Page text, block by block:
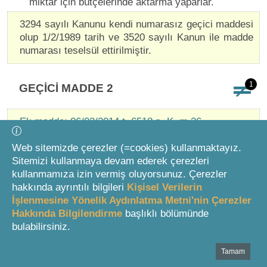
3294 sayılı Kanunu kendi numarasız geçici maddesi
olup 1/2/1989 tarih ve 3520 sayılı Kanun ile madde
numarası teselsül ettirilmiştir.
GEÇİCİ MADDE 2 1
Ek madde: 06/02/2014 t. 6518 s. K. m.36
Bu maddenin yürürlüğe girdiği tarihten önce Sosyal
Yardımlaşma ve Dayanışma Vakıfları tarafından, Fon
kaynakları kullanılarak Hazineye ait taşınmazların
üzerinde yurt veya pansiyon olarak kullanılmak üzere
inşa edilen ve kullanıma hazır hâle getirilen her türlü
bina, yapı ve tesisler hiçbir işleme gerek kalmaksızın
bina, yapı ve tesisler, belediyeler hariç ihtiyacı olan
Web sitemizde çerezler (=cookies) kullanmaktayız.
Sitemizi kullanmaya devam ederek çerezleri
kullanmamıza izin vermiş oluyorsunuz. Çerezler
hakkında ayrıntılı bilgileri Kişisel Verilerin
İşlenmesine Yönelik Aydınlatma Metni'nin Çerezler
Hakkında Bilgilendirme başlıklı bölümünde
bulabilirsiniz.
Tamam